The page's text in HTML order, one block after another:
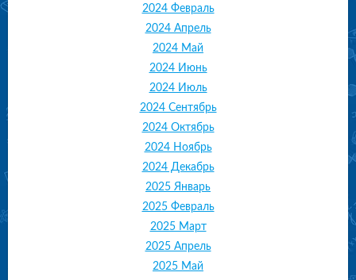
2024 Февраль
2024 Апрель
2024 Май
2024 Июнь
2024 Июль
2024 Сентябрь
2024 Октябрь
2024 Ноябрь
2024 Декабрь
2025 Январь
2025 Февраль
2025 Март
2025 Апрель
2025 Май